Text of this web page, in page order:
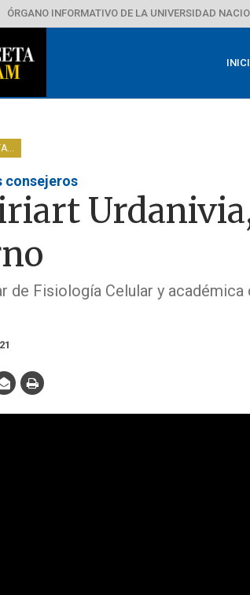
ÓRGANO INFORMATIVO DE LA UNIVERSIDAD
consejeros
de Fisiología Celular y académica